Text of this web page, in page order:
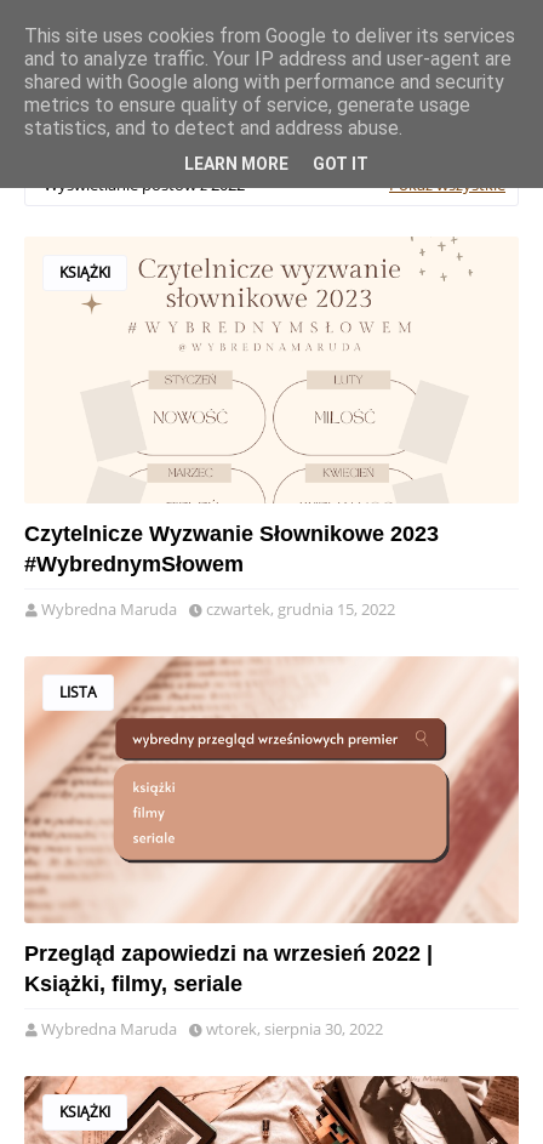
Wyświetlanie postów z 2022 Pokaż wszystkie
KSIĄŻKI
Czytelnicze Wyzwanie Słownikowe 2023
#WybrednymSłowem
Wybredna Maruda czwartek, grudnia 15, 2022
LISTA
Przegląd zapowiedzi na wrzesień 2022 |
Książki, filmy, seriale
Wybredna Maruda wtorek, sierpnia 30, 2022
KSIĄŻKI
This site uses cookies from Google to deliver its services
and to analyze traffic. Your IP address and user-agent are
shared with Google along with performance and security
metrics to ensure quality of service, generate usage
statistics, and to detect and address abuse.
LEARN MORE GOT IT